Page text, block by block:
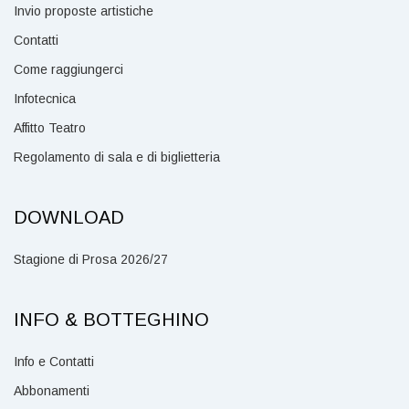
Invio proposte artistiche
Contatti
Come raggiungerci
Infotecnica
Affitto Teatro
Regolamento di sala e di biglietteria
DOWNLOAD
Stagione di Prosa 2026/27
INFO & BOTTEGHINO
Info e Contatti
Abbonamenti